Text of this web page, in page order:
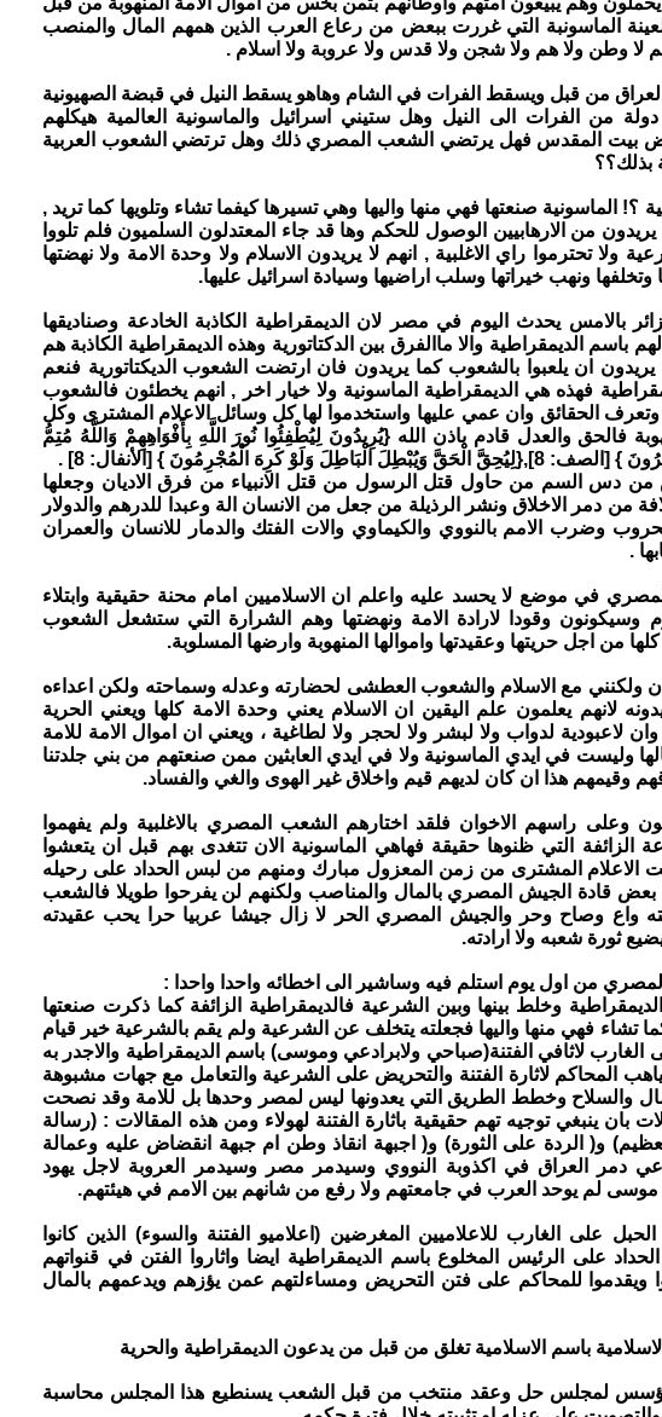
الماسونبة التي غررت ببعض من رعاع العرب الذين همهم المال والمنصب
لا وطن ولا هم ولا شجن ولا قدس ولا عروبة ولا اسلام .
من قبل ويسقط الفرات في الشام وهاهو يسقط النيل في قبضة الصهيونية
دولة من الفرات الى النيل وهل ستيني اسرائيل والماسونية العالمية هيكلهم
بيت المقدس فهل يرتضي الشعب المصري ذلك وهل ترتضي الشعوب العربية
بذلك؟؟
؟! الماسونية صنعتها فهي منها واليها وهي تسيرها كيفما تشاء وتلويها كما تريد ,
من الارهابيين الوصول للحكم وها قد جاء المعتدلون السلميون فلم تلووا
ولا تحترموا راي الاغلبية , انهم لا يريدون الاسلام ولا وحدة الامة ولا نهضتها
وتخلفها ونهب خيراتها وسلب اراضيها وسيادة اسرائيل عليها.
بالامس يحدث اليوم في مصر لان الديمقراطية الكاذبة الخادعة وصناديقها
باسم الديمقراطية والا ماالفرق بين الدكتاتورية وهذه الديمقراطية الكاذبة هم
يريدون ان يلعبوا بالشعوب كما يريدون فان ارتضت الشعوب الديكتاتورية فنعم
فهذه هي الديمقراطية الماسونية ولا خيار اخر , انهم يخطئون فالشعوب
وتعرف الحقائق وان عمي عليها واستخدموا لها كل وسائل الاعلام المشترى وكل
فالحق والعدل قادم باذن الله {يُرِيدُونَ لِيُطْفِئُوا نُورَ اللَّهِ بِأَفْوَاهِهِمْ وَاللَّهُ مُتِمُّ
وَلَوْ كَرِهَ الْمُجْرِمُونَ } [الأنفال: 8] .
دس السم من حاول قتل الرسول من قتل الانبياء من فرق الاديان وجعلها
من دمر الاخلاق ونشر الرذيلة من جعل من الانسان الة وعبدا للدرهم والدولار
وضرب الامم بالنووي والكيماوي والات الفتك والدمار للانسان والعمران
.
في موضع لا يحسد عليه واعلم ان الاسلاميين امام محنة حقيقية وابتلاء
وقودا لارادة الامة ونهضتها وهم الشرارة التي ستشعل الشعوب
كلها من اجل حريتها وعقيدتها واموالها المنهوبة وارضها المسلوبة.
ولكنني مع الاسلام والشعوب العطشى لحضارته وعدله وسماحته ولكن اعداءه
لانهم يعلمون علم اليقين ان الاسلام يعني وحدة الامة كلها ويعني الحرية
لاعبودية لدواب ولا لبشر ولا لحجر ولا لطاغية ، ويعني ان اموال الامة للامة
وليست في ايدي الماسونية ولا في ايدي العابثين ممن صنعتهم من بني جلدتنا
وقيمهم هذا ان كان لديهم قيم واخلاق غير الهوى والغي والفساد.
وعلى راسهم الاخوان فلقد اختارهم الشعب المصري بالاغلبية ولم يفهموا
الزائفة التي ظنوها حقيقة فهاهي الماسونية الان تتغدى بهم قبل ان يتعشوا
الاعلام المشترى من زمن المعزول مبارك ومنهم من لبس الحداد على رحيله
بعض قادة الجيش المصري بالمال والمناصب ولكنهم لن يفرحوا طويلا فالشعب
واع وصاح وحر والجيش المصري الحر لا زال جيشا عربيا حرا يحب عقيدته
ثورة شعبه ولا ارادته.
من اول يوم استلم فيه وساشير الى اخطائه واحدا واحدا :
وخلط بينها وبين الشرعية فالديمقراطية الزائفة كما ذكرت صنعتها
كما تشاء فهي منها واليها فجعلته يتخلف عن الشرعية ولم يقم بالشرعية خير قيام
لاثافي الفتنة(صباحي ولابرادعي وموسى) باسم الديمقراطية والاجدر به
المحاكم لاثارة الفتنة والتحريض على الشرعية والتعامل مع جهات مشبوهة
والسلاح وخطط الطريق التي يعدونها ليس لمصر وحدها بل للامة وقد نصحت
بان ينبغي توجيه تهم حقيقية باثارة الفتنة لهولاء ومن هذه المقالات : (رسالة
و( الردة على الثورة) و( اجبهة انقاذ وطن ام جبهة انقضاض عليه وعمالة
دمر العراق في اكذوبة النووي وسيدمر مصر وسيدمر العروبة لاجل يهود
موسى لم يوحد العرب في جامعتهم ولا رفع من شانهم بين الامم في هيئتهم.
على الغارب للاعلاميين المغرضين (اعلاميو الفتنة والسوء) الذين كانوا
على الرئيس المخلوع باسم الديمقراطية ايضا واثاروا الفتن في قنواتهم
ويقدموا للمحاكم على فتن التحريض ومساءلتهم عمن يؤزهم ويدعمهم بالمال
الاسلامية باسم الاسلامية تغلق من قبل من يدعون الديمقراطية والحرية
يؤسس لمجلس حل وعقد منتخب من قبل الشعب يسنطيع هذا المجلس محاسبة